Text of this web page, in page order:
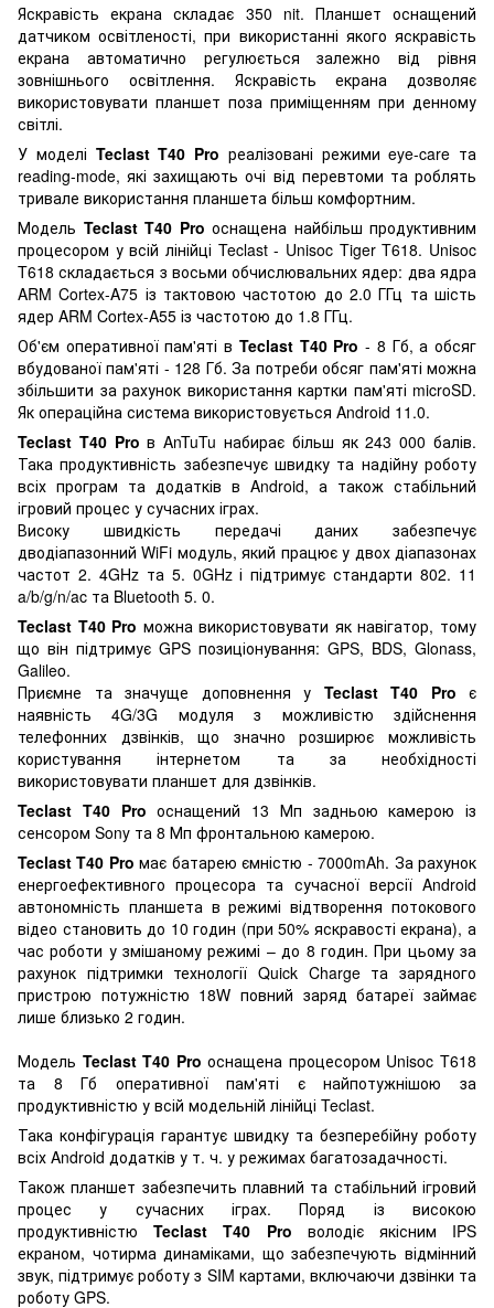
Яскравість екрана складає 350 nit. Планшет оснащений
датчиком освітленості, при використанні якого яскравість
екрана автоматично регулюється залежно від рівня
зовнішнього освітлення. Яскравість екрана дозволяє
використовувати планшет поза приміщенням при денному
світлі.
У моделі Teclast T40 Pro реалізовані режими eye-care та
reading-mode, які захищають очі від перевтоми та роблять
тривале використання планшета більш комфортним.
Модель Teclast T40 Pro оснащена найбільш продуктивним
процесором у всій лінійці Teclast - Unisoc Tiger T618. Unisoc
T618 складається з восьми обчислювальних ядер: два ядра
ARM Cortex-A75 із тактовою частотою до 2.0 ГГц та шість
ядер ARM Cortex-A55 із частотою до 1.8 ГГц.
Об'єм оперативної пам'яті в Teclast T40 Pro - 8 Гб, а обсяг
вбудованої пам'яті - 128 Гб. За потреби обсяг пам'яті можна
збільшити за рахунок використання картки пам'яті microSD.
Як операційна система використовується Android 11.0.
Teclast T40 Pro в AnTuTu набирає більш як 243 000 балів.
Така продуктивність забезпечує швидку та надійну роботу
всіх програм та додатків в Android, а також стабільний
ігровий процес у сучасних іграх.
Високу швидкість передачі даних забезпечує
дводіапазонний WiFi модуль, який працює у двох діапазонах
частот 2. 4GHz та 5. 0GHz і підтримує стандарти 802. 11
a/b/g/n/ac та Bluetooth 5. 0.
Teclast T40 Pro можна використовувати як навігатор, тому
що він підтримує GPS позиціонування: GPS, BDS, Glonass,
Galileo.
Приємне та значуще доповнення у Teclast T40 Pro є
наявність 4G/3G модуля з можливістю здійснення
телефонних дзвінків, що значно розширює можливість
користування інтернетом та за необхідності
використовувати планшет для дзвінків.
Teclast T40 Pro оснащений 13 Мп задньою камерою із
сенсором Sony та 8 Мп фронтальною камерою.
Teclast T40 Pro має батарею ємністю - 7000mAh. За рахунок
енергоефективного процесора та сучасної версії Android
автономність планшета в режимі відтворення потокового
відео становить до 10 годин (при 50% яскравості екрана), а
час роботи у змішаному режимі – до 8 годин. При цьому за
рахунок підтримки технології Quick Charge та зарядного
пристрою потужністю 18W повний заряд батареї займає
лише близько 2 годин.
Модель Teclast T40 Pro оснащена процесором Unisoc T618
та 8 Гб оперативної пам'яті є найпотужнішою за
продуктивністю у всій модельній лінійці Teclast.
Така конфігурація гарантує швидку та безперебійну роботу
всіх Android додатків у т. ч. у режимах багатозадачності.
Також планшет забезпечить плавний та стабільний ігровий
процес у сучасних іграх. Поряд із високою
продуктивністюTeclast T40 Pro володіє якісним IPS
екраном, чотирма динаміками, що забезпечують відмінний
звук, підтримує роботу з SIM картами, включаючи дзвінки та
роботу GPS.